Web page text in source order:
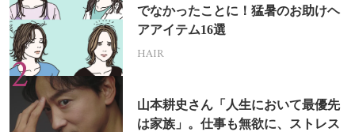
でなかったことに！猛暑のお助けヘ
アアイテム16選
HAIR
山本耕史さん「人生において最優先
は家族」。仕事も無欲に、ストレス